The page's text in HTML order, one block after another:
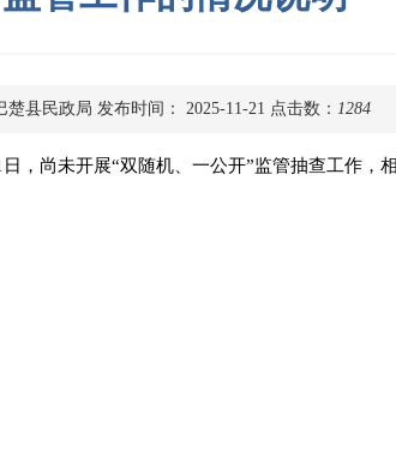
楚县民政局 发布时间： 2025-11-21 点击数： 1284
，尚未开展“双随机、一公开”监管抽查工作，